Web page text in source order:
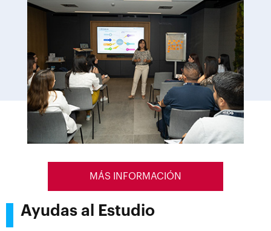
MÁS INFORMACIÓN
Ayudas al Estudio